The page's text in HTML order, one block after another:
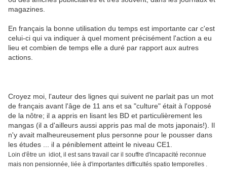
magazines.
En français la bonne utilisation du temps est importante car c'est
celui-ci qui va indiquer à quel moment précisément l'action a eu
lieu et combien de temps elle a duré par rapport aux autres
actions.
Croyez moi, l'auteur des lignes qui suivent ne parlait pas un mot
de français avant l'âge de 11 ans et sa "culture" était à l'opposé
de la nôtre; il a appris en lisant les BD et particulièrement les
mangas (il a d'ailleurs aussi appris pas mal de mots japonais!). Il
n'y avait malheureusement plus personne pour le pousser dans
les études ... il a péniblement atteint le niveau CE1.
Loin d'être un idiot, il est sans travail car il souffre d'incapacité reconnue
mais non pensionnée, liée à d'importantes difficultés spatio temporelles .